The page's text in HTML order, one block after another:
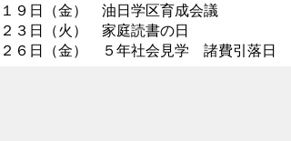
１９日（金） 油日学区育成会議
２３日（火） 家庭読書の日
２６日（金） ５年社会見学 諸費引落日